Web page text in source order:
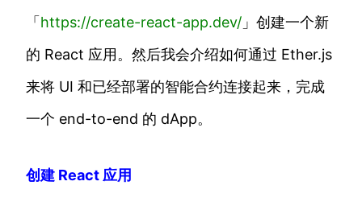
「 https://create-react-app.dev/ 」创建一个新
的 React 应用。然后我会介绍如何通过 Ether.js
来将 UI 和已经部署的智能合约连接起来，完成
一个 end-to-end 的 dApp。
创建 React 应用